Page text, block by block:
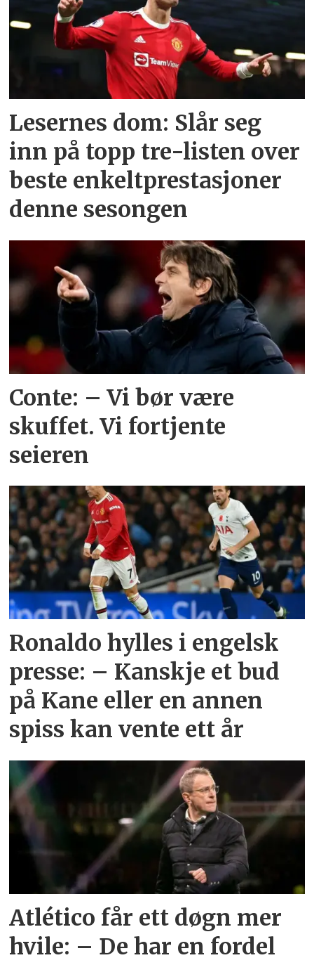
Lesernes dom: Slår seg
inn på topp tre-listen over
beste enkeltprestasjoner
denne sesongen
Conte: – Vi bør være
skuffet. Vi fortjente
seieren
Ronaldo hylles i engelsk
presse: – Kanskje et bud
på Kane eller en annen
spiss kan vente ett år
Atlético får ett døgn mer
hvile: – De har en fordel